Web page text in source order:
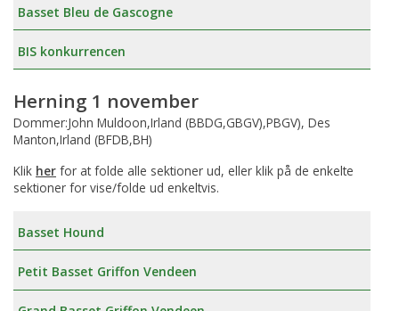
Basset Bleu de Gascogne
BIS konkurrencen
Herning 1 november
Dommer:John Muldoon,Irland (BBDG,GBGV),PBGV), Des
Manton,Irland (BFDB,BH)
Klik her for at folde alle sektioner ud, eller klik på de enkelte
sektioner for vise/folde ud enkeltvis.
Basset Hound
Petit Basset Griffon Vendeen